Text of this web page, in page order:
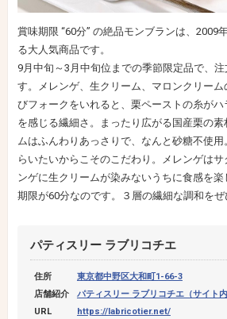
賞味期限 “60分” の絶品モンブランは、2009
る大人気商品です。
9月中旬～3月中旬位までの季節限定品で、
す。メレンゲ、生クリーム、マロンクリー
びフォークをいれると、栗ペーストの糸が
を感じる繊細さ。まったり広がる国産栗の
ムはふんわりあっさりで、なんと砂糖不使
らいたいからこそのこだわり。メレンゲは
ンゲに生クリームが染みないうちに食感を
期限が60分なのです。３層の繊細な調和をぜ
パティスリー ラブリコチエ
住所
東京都中野区大和町1-66-3
店舗紹介
パティスリー ラブリコチエ（サイト内
URL
https://labricotier.net/